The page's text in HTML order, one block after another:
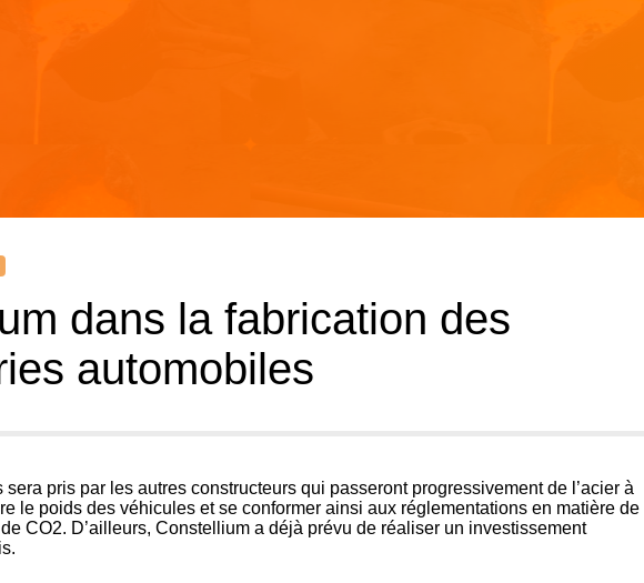
dans la fabrication des
automobiles
sera pris par les autres constructeurs qui passeront progressivement de l’acier à
le poids des véhicules et se conformer ainsi aux réglementations en matière de
CO2. D’ailleurs, Constellium a déjà prévu de réaliser un investissement